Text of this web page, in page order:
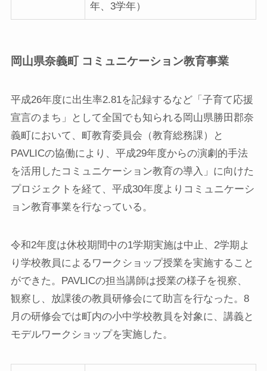
年、3学年）
岡山県奈義町 コミュニケーション教育事業
平成26年度に出生率2.81を記録するなど「子育て応援
宣言のまち」として全国でも知られる岡山県勝田郡奈
義町において、町教育委員会（教育総務課）と
PAVLICの協働により、平成29年度からの演劇的手法
を活用したコミュニケーション教育の導入」に向けた
プロジェクトを経て、平成30年度よりコミュニケーシ
ョン教育事業を行なっている。
令和2年度は休校期間中の1学期実施は中止、2学期よ
り学校教員によるワークショップ授業を実施すること
ができた。PAVLICの担当講師は授業の様子を視察、
観察し、放課後の教員研修会にて助言を行なった。8
月の研修会では町内の小中学校教員を対象に、講義と
モデルワークショップを実施した。